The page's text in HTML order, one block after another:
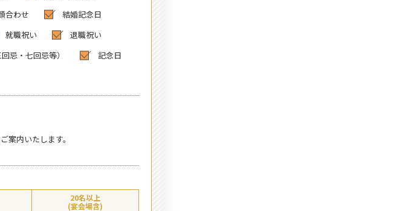
合わせ
結婚記念日
就職祝い
退職祝い
忌・七回忌等）
記念日
案内いたします。
20名以上
(宴会場含)